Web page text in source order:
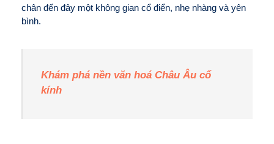
chân đến đây một không gian cổ điển, nhẹ nhàng và yên
bình.
Khám phá nền văn hoá Châu Âu cổ
kính